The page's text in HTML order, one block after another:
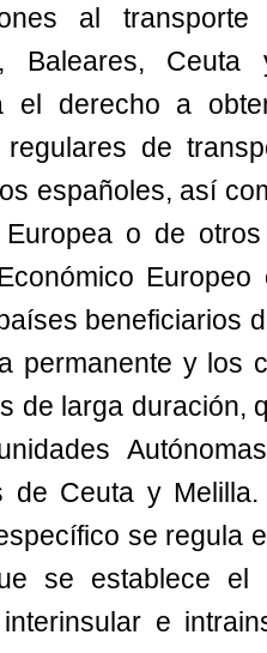
al
Baleares,
el derecho a
regulares de
españoles, así
o de
beneficiarios
permanente y los
de larga duración,
de Ceuta y
se regula
se establece el
e